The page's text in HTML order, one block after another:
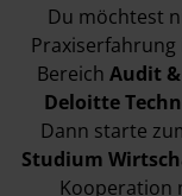
Du möchtest
Bereich Audit
Deloitte
Dann starte
Studium
Kooperation